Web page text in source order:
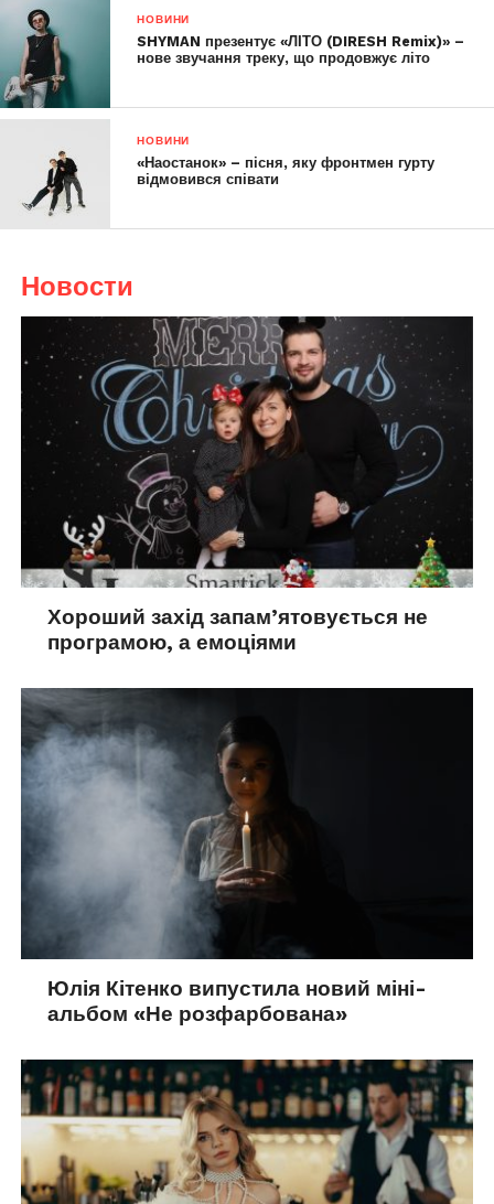
НОВИНИ
SHYMAN презентує «ЛІТО (DIRESH Remix)» –
нове звучання треку, що продовжує літо
НОВИНИ
«Наостанок» – пісня, яку фронтмен гурту
відмовився співати
Новости
Хороший захід запам’ятовується не
програмою, а емоціями
Юлія Кітенко випустила новий міні-
альбом «Не розфарбована»